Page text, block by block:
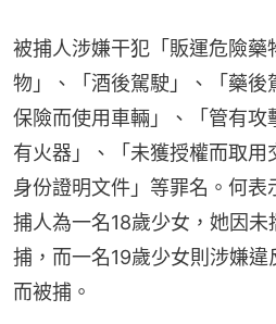
被捕人涉嫌干犯「販運危險藥
物」、「酒後駕駛」、「藥後
保險而使用車輛」、「管有攻
有火器」、「未獲授權而取用
身份證明文件」等罪名。何表
捕人為一名18歲少女，她因
捕，而一名19歲少女則涉嫌
而被捕。